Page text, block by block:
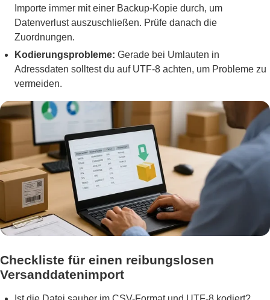
Importe immer mit einer Backup-Kopie durch, um
Datenverlust auszuschließen. Prüfe danach die
Zuordnungen.
Kodierungsprobleme: Gerade bei Umlauten in
Adressdaten solltest du auf UTF-8 achten, um Probleme zu
vermeiden.
Checkliste für einen reibungslosen
Versanddatenimport